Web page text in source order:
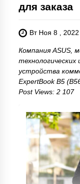
для заказа
Вт Ноя 8 , 2022
Компания ASUS,
технологических
устройства
ExpertBook B5
Post Views: 2 107